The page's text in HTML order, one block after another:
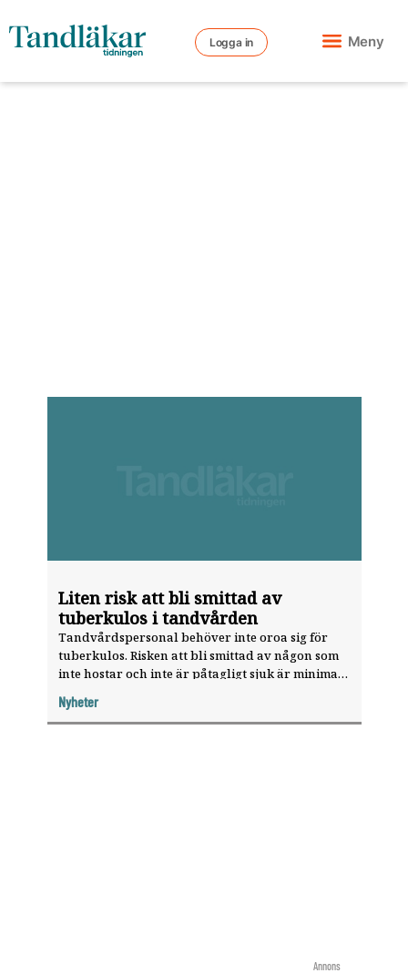
Logga in Meny
Liten risk att bli smittad av
tuberkulos i tandvården
Tandvårdspersonal behöver inte oroa sig för
tuberkulos. Risken att bli smittad av någon som
inte hostar och inte är påtagligt sjuk är minimal,
Nyheter
Annons